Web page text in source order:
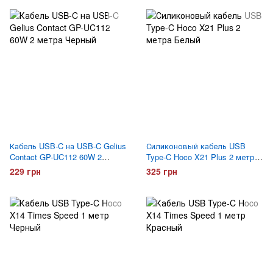
Кабель USB-C на USB-C Gelius
Contact GP-UC112 60W 2
метра Черный
229 грн
Силиконовый кабель USB
Type-C Hoco X21 Plus 2 метра
Белый
325 грн